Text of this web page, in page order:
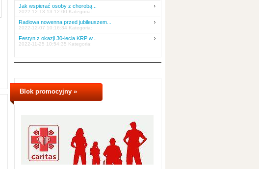
Jak wspierać osoby z chorobą...
2022-12-13 13:12:00 Kategoria:
Radiowa nowenna przed jubileuszem...
2022-12-07 10:16:34 Kategoria:
Festyn z okazji 30-lecia KRP w...
2022-11-25 10:54:35 Kategoria:
Blok promocyjny »